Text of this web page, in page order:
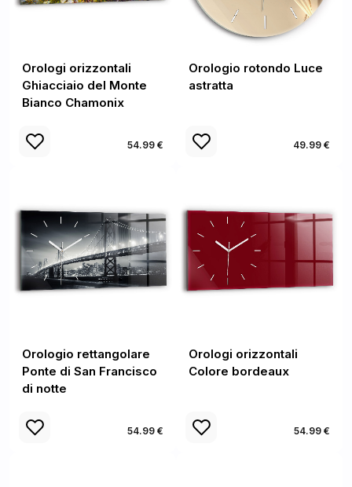
Orologi orizzontali
Ghiacciaio del Monte
Bianco Chamonix
54.99 €
Orologio rotondo Luce
astratta
49.99 €
Orologio rettangolare
Ponte di San Francisco
di notte
54.99 €
Orologi orizzontali
Colore bordeaux
54.99 €